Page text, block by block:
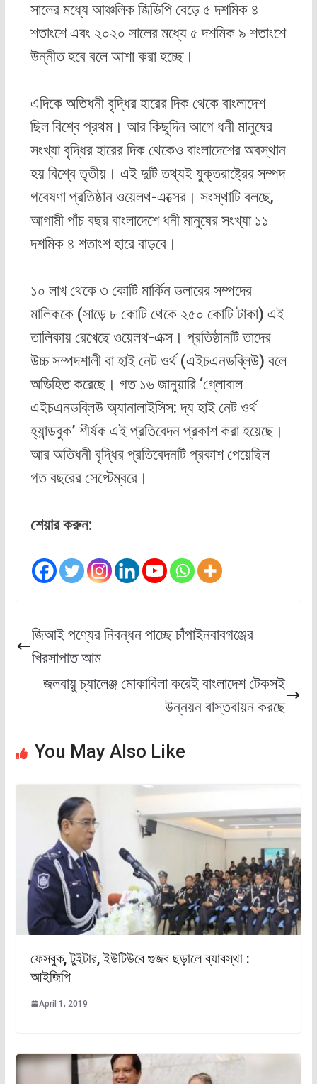
সালের মধ্যে আঞ্চলিক জিডিপি বেড়ে ৫ দশমিক ৪
শতাংশে এবং ২০২০ সালের মধ্যে ৫ দশমিক ৯ শতাংশে
উন্নীত হবে বলে আশা করা হচ্ছে।
এদিকে অতিধনী বৃদ্ধির হারের দিক থেকে বাংলাদেশ
ছিল বিশ্বে প্রথম। আর কিছুদিন আগে ধনী মানুষের
সংখ্যা বৃদ্ধির হারের দিক থেকেও বাংলাদেশের অবস্থান
হয় বিশ্বে তৃতীয়। এই দুটি তথ্যই যুক্তরাষ্ট্রের সম্পদ
গবেষণা প্রতিষ্ঠান ওয়েলথ-এক্সের। সংস্থাটি বলছে,
আগামী পাঁচ বছর বাংলাদেশে ধনী মানুষের সংখ্যা ১১
দশমিক ৪ শতাংশ হারে বাড়বে।
১০ লাখ থেকে ৩ কোটি মার্কিন ডলারের সম্পদের
মালিককে (সাড়ে ৮ কোটি থেকে ২৫০ কোটি টাকা) এই
তালিকায় রেখেছে ওয়েলথ-এক্স। প্রতিষ্ঠানটি তাদের
উচ্চ সম্পদশালী বা হাই নেট ওর্থ (এইচএনডব্লিউ) বলে
অভিহিত করেছে। গত ১৬ জানুয়ারি ‘গ্লোবাল
এইচএনডব্লিউ অ্যানালাইসিস: দ্য হাই নেট ওর্থ
হ্যান্ডবুক’ শীর্ষক এই প্রতিবেদন প্রকাশ করা হয়েছে।
আর অতিধনী বৃদ্ধির প্রতিবেদনটি প্রকাশ পেয়েছিল
গত বছরের সেপ্টেম্বরে।
শেয়ার করুন:
জিআই পণ্যের নিবন্ধন পাচ্ছে চাঁপাইনবাবগঞ্জের
খিরসাপাত আম
জলবায়ু চ্যালেঞ্জ মোকাবিলা করেই বাংলাদেশ টেকসই
উন্নয়ন বাস্তবায়ন করছে
You May Also Like
ফেসবুক, টুইটার, ইউটিউবে গুজব ছড়ালে ব্যাবস্থা :
আইজিপি
April 1, 2019